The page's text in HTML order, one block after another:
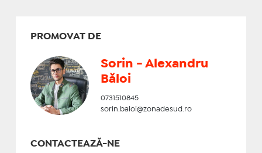
PROMOVAT DE
Sorin - Alexandru
Băloi
0731510845
sorin.baloi@zonadesud.ro
CONTACTEAZĂ-NE